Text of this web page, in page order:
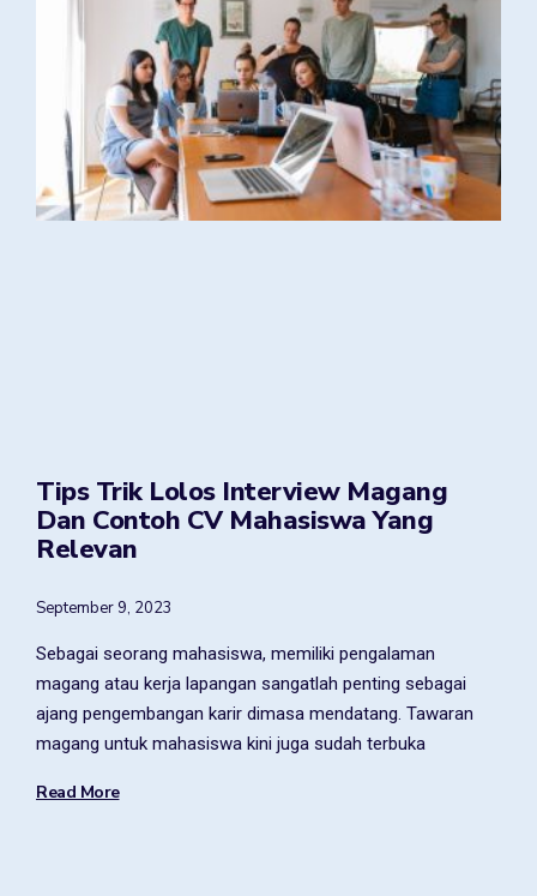
Tips Trik Lolos Interview Magang
Dan Contoh CV Mahasiswa Yang
Relevan
September 9, 2023
Sebagai seorang mahasiswa, memiliki pengalaman
magang atau kerja lapangan sangatlah penting sebagai
ajang pengembangan karir dimasa mendatang. Tawaran
magang untuk mahasiswa kini juga sudah terbuka
Read More